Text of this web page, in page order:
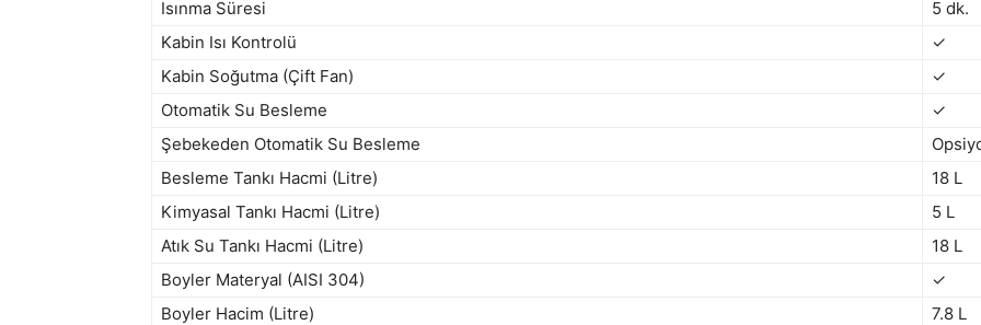
Isınma Süresi
5 dk.
Kabin Isı Kontrolü
✓
Kabin Soğutma (Çift Fan)
✓
Otomatik Su Besleme
✓
Şebekeden Otomatik Su Besleme
Besleme Tankı Hacmi (Litre)
18 L
Kimyasal Tankı Hacmi (Litre)
5 L
Atık Su Tankı Hacmi (Litre)
18 L
Boyler Materyal (AISI 304)
✓
Boyler Hacim (Litre)
7.8 L